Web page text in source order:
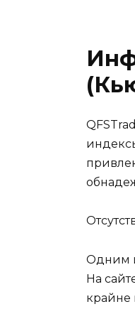
Одним
На
крайне